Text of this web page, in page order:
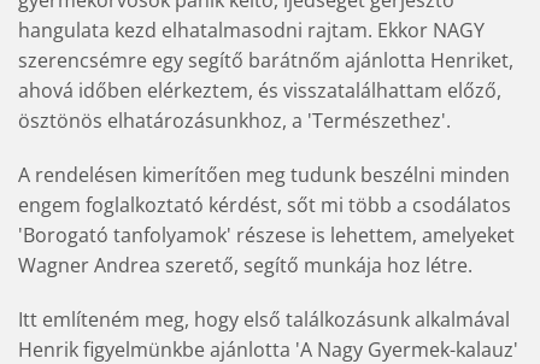
hangulata kezd elhatalmasodni rajtam. Ekkor NAGY
szerencsémre egy segítő barátnőm ajánlotta Henriket,
ahová időben elérkeztem, és visszatalálhattam előző,
ösztönös elhatározásunkhoz, a 'Természethez'.
A rendelésen kimerítően meg tudunk beszélni minden
engem foglalkoztató kérdést, sőt mi több a csodálatos
'Borogató tanfolyamok' részese is lehettem, amelyeket
Wagner Andrea szerető, segítő munkája hoz létre.
Itt említeném meg, hogy első találkozásunk alkalmával
Henrik figyelmünkbe ajánlotta 'A Nagy Gyermek-kalauz'